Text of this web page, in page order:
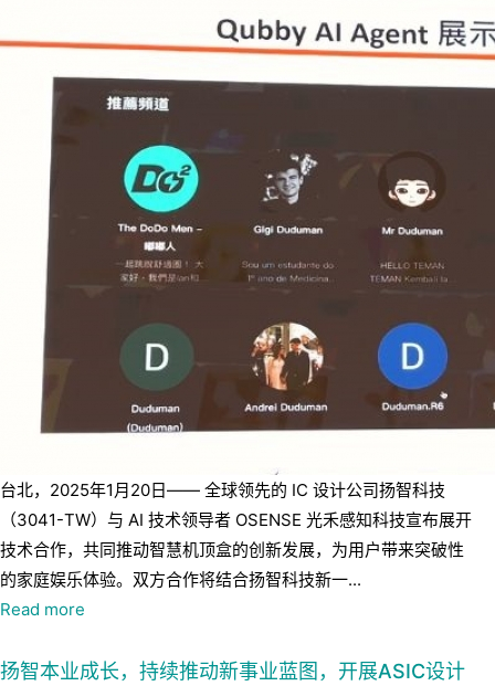
台北，2025年1月20日—— 全球领先的 IC 设计公司扬智科技
（3041-TW）与 AI 技术领导者 OSENSE 光禾感知科技宣布展开
技术合作，共同推动智慧机顶盒的创新发展，为用户带来突破性
的家庭娱乐体验。双方合作将结合扬智科技新一...
Read more
扬智本业成长，持续推动新事业蓝图，开展ASIC设计